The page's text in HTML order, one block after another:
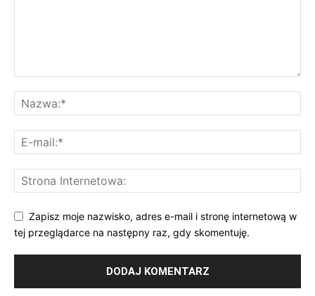
Zapisz moje nazwisko, adres e-mail i stronę internetową w
tej przeglądarce na następny raz, gdy skomentuję.